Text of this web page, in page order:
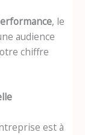
, le
audience
chiffre
est à